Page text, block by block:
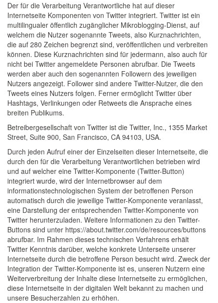
Der für die Verarbeitung Verantwortliche hat auf dieser
Internetseite Komponenten von Twitter integriert. Twitter ist ein
multilingualer öffentlich zugänglicher Mikroblogging-Dienst, auf
welchem die Nutzer sogenannte Tweets, also Kurznachrichten,
die auf 280 Zeichen begrenzt sind, veröffentlichen und verbreiten
können. Diese Kurznachrichten sind für jedermann, also auch für
nicht bei Twitter angemeldete Personen abrufbar. Die Tweets
werden aber auch den sogenannten Followern des jeweiligen
Nutzers angezeigt. Follower sind andere Twitter-Nutzer, die den
Tweets eines Nutzers folgen. Ferner ermöglicht Twitter über
Hashtags, Verlinkungen oder Retweets die Ansprache eines
breiten Publikums.
Betreibergesellschaft von Twitter ist die Twitter, Inc., 1355 Market
Street, Suite 900, San Francisco, CA 94103, USA.
Durch jeden Aufruf einer der Einzelseiten dieser Internetseite, die
durch den für die Verarbeitung Verantwortlichen betrieben wird
und auf welcher eine Twitter-Komponente (Twitter-Button)
integriert wurde, wird der Internetbrowser auf dem
informationstechnologischen System der betroffenen Person
automatisch durch die jeweilige Twitter-Komponente veranlasst,
eine Darstellung der entsprechenden Twitter-Komponente von
Twitter herunterzuladen. Weitere Informationen zu den Twitter-
Buttons sind unter https://about.twitter.com/de/resources/buttons
abrufbar. Im Rahmen dieses technischen Verfahrens erhält
Twitter Kenntnis darüber, welche konkrete Unterseite unserer
Internetseite durch die betroffene Person besucht wird. Zweck der
Integration der Twitter-Komponente ist es, unseren Nutzern eine
Weiterverbreitung der Inhalte diese Internetseite zu ermöglichen,
diese Internetseite in der digitalen Welt bekannt zu machen und
unsere Besucherzahlen zu erhöhen.